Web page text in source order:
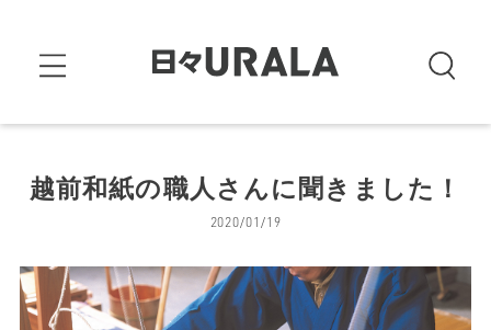
越前和紙の職人さんに聞きました！
2020/01/19